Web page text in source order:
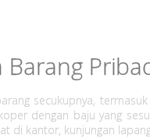
Barang
secukupnya,
dengan baju yang
di kantor, kunjungan